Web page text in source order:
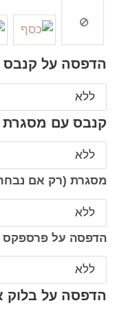
הדפסה על קנבס
קנבס עם מסגרת
מסגרת (רק אם
הדפסה על פרספקס
הדפסה על בלוק